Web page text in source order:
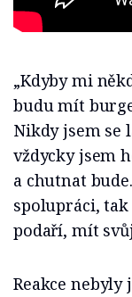
„Kdyby mi
budu mít
Nikdy jsem se
vždycky jsem
a chutnat
spolupráci, tak
podaří, mít
Reakce